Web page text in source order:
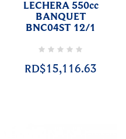
LECHERA 550cc
BANQUET
BNC04ST 12/1
RD$15,116.63